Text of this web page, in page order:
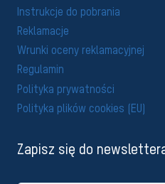
Instrukcje do pobrania
Reklamacje
Wrunki oceny reklamacyjnej
Regulamin
Polityka prywatności
Polityka plików cookies (EU)
Zapisz się do